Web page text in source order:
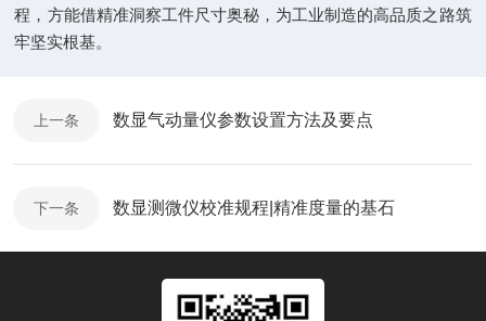
程，方能借精准洞察工件尺寸奥秘，为工业制造的高品质之路筑
牢坚实根基。
上一条 数显气动量仪参数设置方法及要点
下一条 数显测微仪校准规程|精准度量的基石